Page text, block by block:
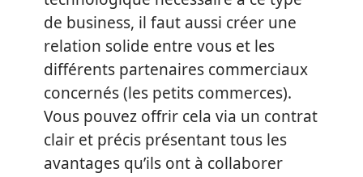
de business, il faut aussi créer une
relation solide entre vous et les
différents partenaires commerciaux
concernés (les petits commerces).
Vous pouvez offrir cela via un contrat
clair et précis présentant tous les
avantages qu’ils ont à collaborer